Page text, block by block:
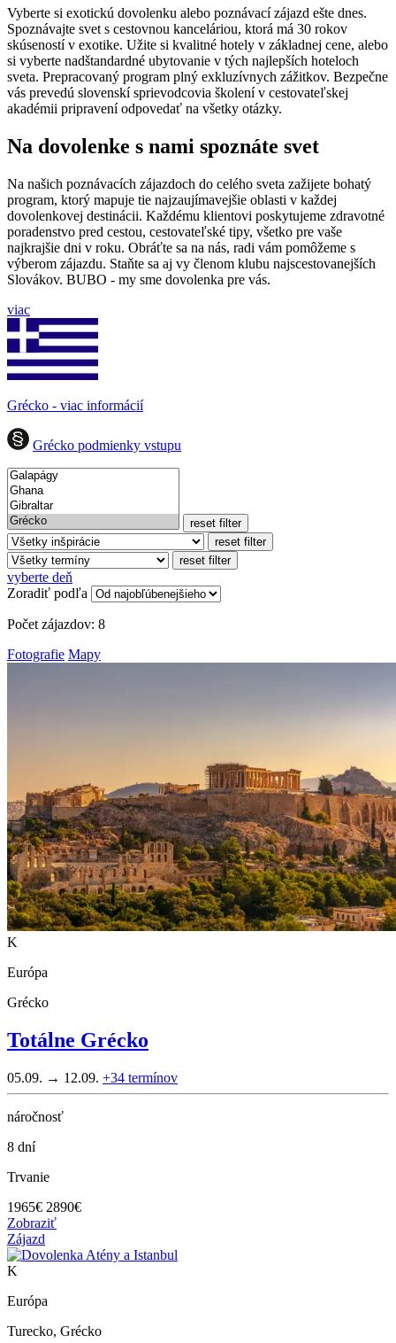
Vyberte si exotickú dovolenku alebo poznávací zájazd ešte dnes.
Spoznávajte svet s cestovnou kanceláriou, ktorá má 30 rokov
skúseností v exotike. Užite si kvalitné hotely v základnej cene, alebo
si vyberte nadštandardné ubytovanie v tých najlepších hoteloch
sveta. Prepracovaný program plný exkluzívnych zážitkov. Bezpečne
vás prevedú slovenskí sprievodcovia školení v cestovateľskej
akadémii pripravení odpovedať na všetky otázky.
Na dovolenke s nami spoznáte svet
Na našich poznávacích zájazdoch do celého sveta zažijete bohatý
program, ktorý mapuje tie najzaujímavejšie oblasti v každej
dovolenkovej destinácii. Každému klientovi poskytujeme zdravotné
poradenstvo pred cestou, cestovateľské tipy, všetko pre vaše
najkrajšie dni v roku. Obráťte sa na nás, radi vám pomôžeme s
výberom zájazdu. Staňte sa aj vy členom klubu najscestovanejších
Slovákov. BUBO - my sme dovolenka pre vás.
viac
Grécko - viac informácií
Grécko podmienky vstupu
reset filter
reset filter
reset filter
vyberte deň
Zoradiť podľa
Počet zájazdov: 8
Fotografie Mapy
K
Európa
Grécko
Totálne Grécko
05.09. → 12.09. +34 termínov
náročnosť
8 dní
Trvanie
1965€ 2890€
Zobraziť
Zájazd
K
Európa
Turecko, Grécko